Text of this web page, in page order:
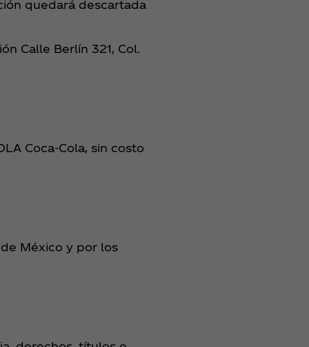
quedará descartada
Calle Berlín 321, Col.
Coca‑Cola, sin costo
México y por los